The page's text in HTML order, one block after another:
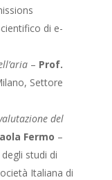
di e-
– Prof.
Settore
del
Fermo –
studi di
Italiana di